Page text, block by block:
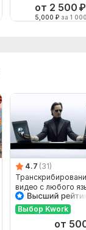
от 2 500 ₽
5,000 ₽ за 1
4.7 (31)
видео с любого
Выбор Kwork
от